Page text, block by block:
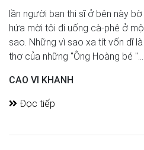
lần người bạn thi sĩ ở bên này
hứa mời tôi đi uống cà-phê ở
sao. Những vì sao xa tít vốn dĩ
thơ của những "Ông Hoàng bé "...
CAO VI KHANH
Đọc tiếp